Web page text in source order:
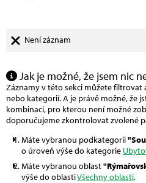
Není záznam
Jak je možné, že jsem nic
Záznamy v této sekci můžete
nebo kategorií. A je právě možné, že
kombinaci, pro kterou není možné
doporučujeme zkontrolovat zvolené
Máte vybranou podkategorii
o úroveň výše do kategorie
Máte vybranou oblast
výše do oblastiVšechny oblasti.